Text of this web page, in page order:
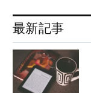
最新記事